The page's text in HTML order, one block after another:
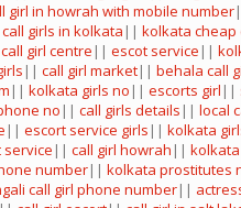
girl in howrah with mobile number
girls in kolkata || kolkata cheap
call girl centre || escot service ||
|| call girl market|| behala call
|| kolkata girls no || escorts girl ||
no || call girls details || local
|| escort service girls || kolkata
|| call girl howrah ||
number|| kolkata prostitutes
call girl phone number||